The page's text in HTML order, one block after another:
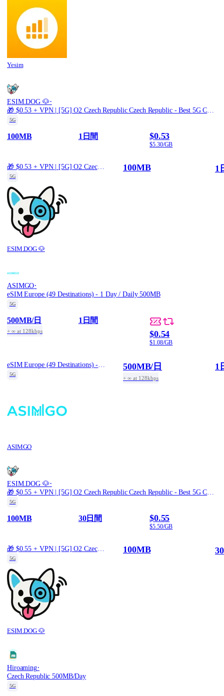
Yesim
ESIM.DOG 🐶·
5G
100MB 1日間 $0.53
$5.30/GB
🎁 $0.53 + VPN | [5G] O2 Czech Republic Czech Republic - Best 5G Coverage (100MB/1Days) - Black route
5G
ESIM.DOG 🐶
100MB 1
ASIMGO·
eSIM Europe (49 Destinations) - 1 Day / Daily 500MB
5G
500MB/日
+ ∞ at 128kbps
1日間
$0.54
$1.08/GB
5G
ASIMGO
500MB/日
+ ∞ at 128kbps
1
ESIM.DOG 🐶·
5G
100MB 30日間 $0.55
$5.50/GB
🎁 $0.55 + VPN | [5G] O2 Czech Republic Czech Republic - Best 5G Coverage (100MB/30Days) - Black route
5G
ESIM.DOG 🐶
100MB
Hiroaming·
Czech Republic 500MB/Day
5G